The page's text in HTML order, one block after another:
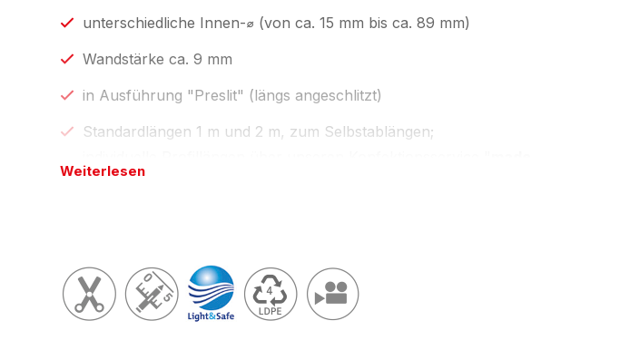
unterschiedliche Innen-⌀ (von ca. 15 mm bis ca. 89 mm)
Wandstärke ca. 9 mm
in Ausführung "Preslit" (längs angeschlitzt)
Standardlängen 1 m und 2 m, zum Selbstablängen;
by eswe".
NOMAPACK® Verpackungshändler, Schaumverarbeiter
aktuell gültigen Zertifikate finden Sie unterDownloads
Weiterlesen